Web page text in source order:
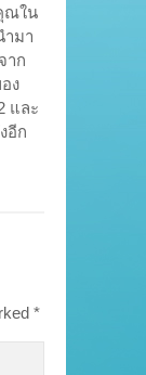
ณใน
ำมา
าก
ง
และ
อีก
*